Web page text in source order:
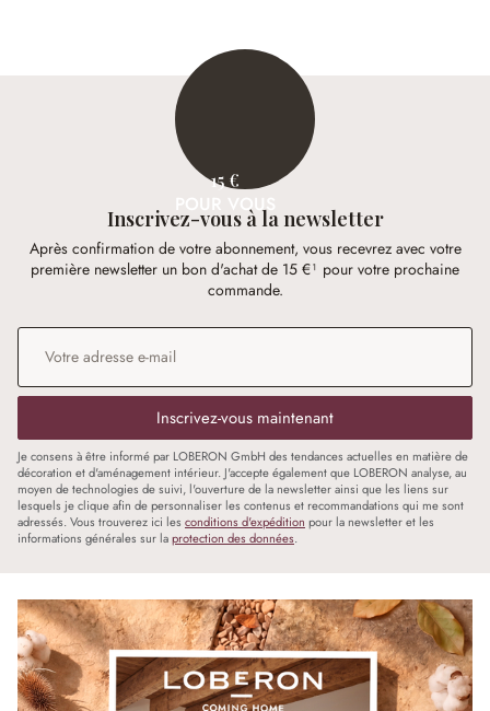
15 €
POUR VOUS
Inscrivez-vous à la newsletter
Après confirmation de votre abonnement, vous recevrez avec votre
première newsletter un bon d'achat de 15 €¹ pour votre prochaine
commande.
Adresse e-mail
Inscrivez-vous maintenant
Je consens à être informé par LOBERON GmbH des tendances actuelles en matière de
décoration et d'aménagement intérieur. J'accepte également que LOBERON analyse, au
moyen de technologies de suivi, l'ouverture de la newsletter ainsi que les liens sur
lesquels je clique afin de personnaliser les contenus et recommandations qui me sont
adressés. Vous trouverez ici les conditions d'expédition pour la newsletter et les
informations générales sur laprotection des données.